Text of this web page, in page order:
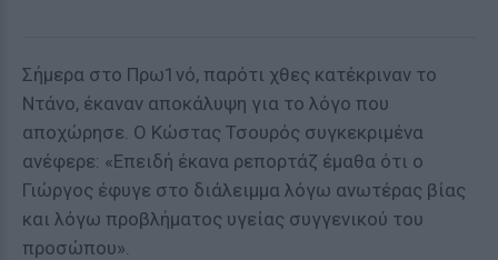
Σήμερα στο Πρω1νό, παρότι χθες κατέκριναν το
Ντάνο, έκαναν αποκάλυψη για το λόγο που
αποχώρησε. Ο Κώστας Τσουρός συγκεκριμένα
ανέφερε: «Επειδή έκανα ρεπορτάζ έμαθα ότι ο
Γιώργος έφυγε στο διάλειμμα λόγω ανωτέρας βίας
και λόγω προβλήματος υγείας συγγενικού του
προσώπου».